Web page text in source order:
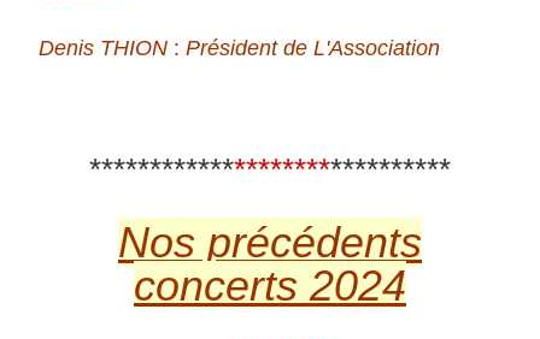
Denis THION : Président de L'Association
******************************
Nos précédents
concerts 2024